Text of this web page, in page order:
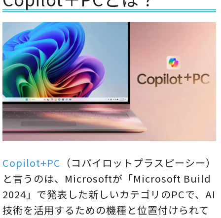
Copilot+PC （コパイロットプラスピーシー）
と言うのは、Microsoftが「Microsoft Build
2024」で発表した新しいカテゴリのPCで、AI
技術を活用するための機種と位置付けられて